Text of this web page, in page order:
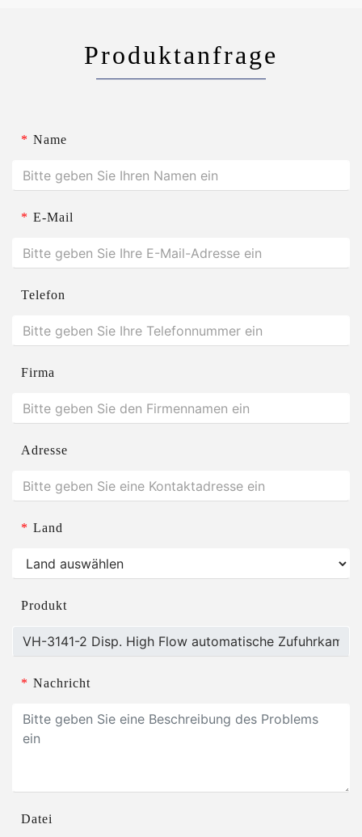
Produktanfrage
* Name
* E-Mail
Telefon
Firma
Adresse
* Land
Produkt
* Nachricht
Datei